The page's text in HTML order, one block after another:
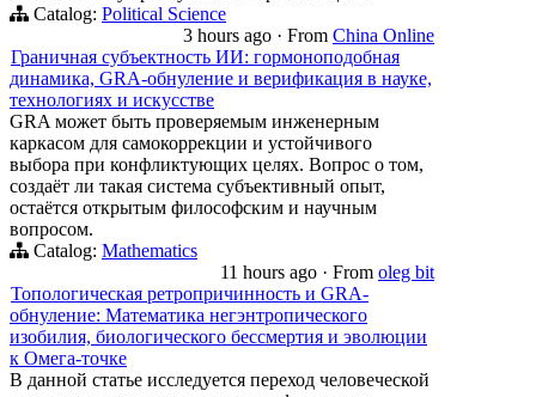
Catalog: Political Science
3 hours ago · From China Online
Граничная субъектность ИИ: гормоноподобная
динамика, GRA-обнуление и верификация в науке,
технологиях и искусстве
GRA может быть проверяемым инженерным
каркасом для самокоррекции и устойчивого
выбора при конфликтующих целях. Вопрос о том,
создаёт ли такая система субъективный опыт,
остаётся открытым философским и научным
вопросом.
Catalog: Mathematics
11 hours ago · From oleg bit
Топологическая ретропричинность и GRA-
обнуление: Математика негэнтропического
изобилия, биологического бессмертия и эволюции
к Омега-точке
В данной статье исследуется переход человеческой